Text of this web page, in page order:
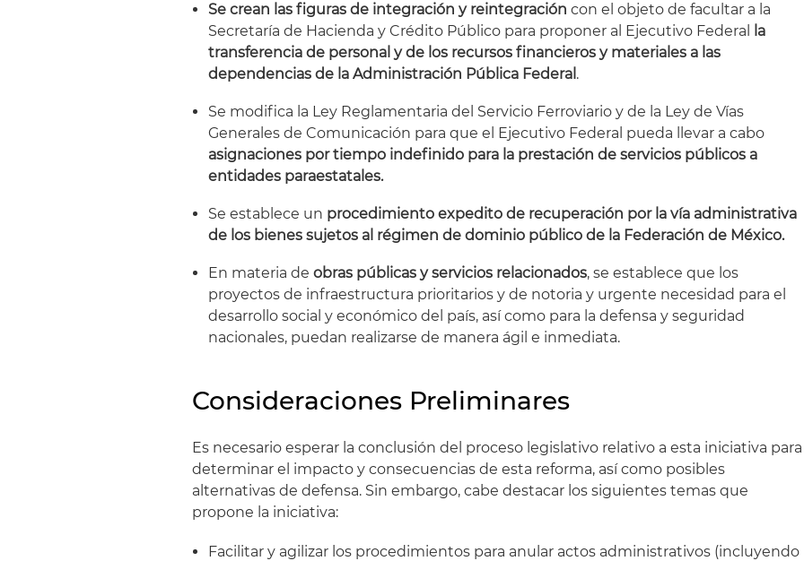
Se crean las figuras de integración y reintegración con el objeto de facultar a la
Secretaría de Hacienda y Crédito Público para proponer al Ejecutivo Federal
la
transferencia de personal y de los recursos financieros y materiales a las
dependencias de la Administración Pública Federal .
Se modifica la Ley Reglamentaria del Servicio Ferroviario y de la Ley de Vías
Generales de Comunicación para que el Ejecutivo Federal pueda llevar a cabo
asignaciones por tiempo indefinido para la prestación de servicios públicos a
entidades paraestatales.
Se establece un procedimiento expedito de recuperación por la vía administrativa
de los bienes sujetos al régimen de dominio público de la Federación de México.
En materia deobras públicas y servicios relacionados, se establece que los
proyectos de infraestructura prioritarios y de notoria y urgente necesidad para el
desarrollo social y económico del país, así como para la defensa y seguridad
nacionales, puedan realizarse de manera ágil e inmediata.
Consideraciones Preliminares
Es necesario esperar la conclusión del proceso legislativo relativo a esta iniciativa para
determinar el impacto y consecuencias de esta reforma, así como posibles
alternativas de defensa. Sin embargo, cabe destacar los siguientes temas que
propone la iniciativa:
Facilitar y agilizar los procedimientos para anular actos administrativos (incluyendo